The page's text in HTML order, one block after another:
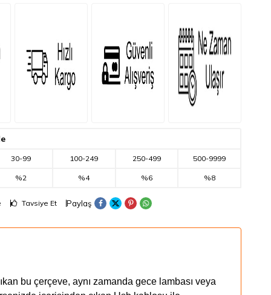
30-99
%2
100-249
%4
250-499
%6
500-9999
%8
Tavsiye Et Paylaş
bu çerçeve, aynı zamanda gece lambası veya